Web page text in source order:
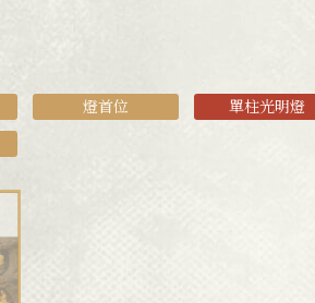
燈首位 單柱光明燈